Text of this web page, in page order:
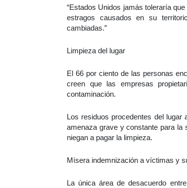
“Estados Unidos jamás toleraría
estragos causados en su
cambiadas.”
Limpieza del lugar
El 66 por ciento de las personas
creen que las empresas
contaminación.
Los residuos procedentes del lugar
amenaza grave y constante para la
niegan a pagar la limpieza.
Mísera indemnización a víctimas y
La única área de desacuerdo